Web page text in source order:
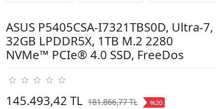
ASUS P5405CSA-I7321TBS0D, Ultra-7,
32GB LPDDR5X, 1TB M.2 2280
NVMe™ PCIe® 4.0 SSD, FreeDos
145.493,42 TL 181.866,77 TL %20